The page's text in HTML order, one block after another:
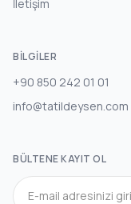
İletişim
BILGILER
+90 850 242 01 01
info@tatildeysen.com
BÜLTENE KAYIT OL